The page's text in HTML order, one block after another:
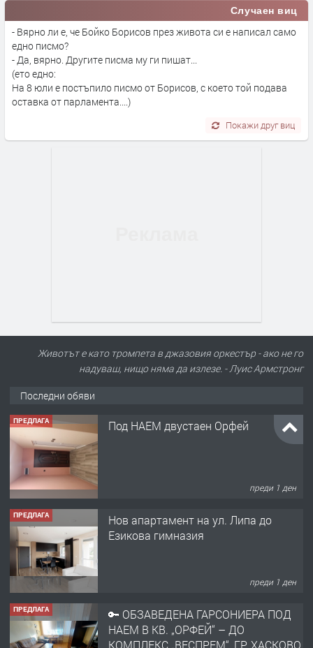
Случаен виц
- Вярно ли е, че Бойко Борисов през живота си е написал само
едно писмо?
- Да, вярно. Другите писма му ги пишат...
(ето едно:
На 8 юли е постъпило писмо от Борисов, с което той подава
оставка от парламента....)
Покажи друг виц
Животът е като тромпета в джазовия оркестър - ако не го
надуваш, нищо няма да излезе. - Луис Армстронг
Последни обяви
Под НАЕМ двустаен Орфей
преди 1 ден
ПРЕДЛАГА
ПРЕДЛАГА